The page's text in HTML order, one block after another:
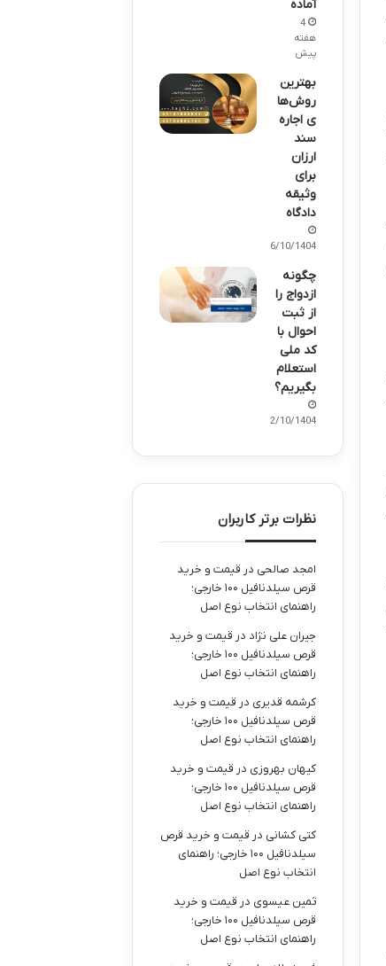
آماده
4
هفته
پیش
بهترین
روش‌ها
ی اجاره
سند
ارزان
برای
وثیقه
دادگاه
06/10/1404
چگونه
ازدواج را
از ثبت
احوال با
کد ملی
استعلام
بگیریم؟
02/10/1404
نظرات برتر کاربران
امجد صالحی در قیمت و خرید
قرص سیلدنافیل ۱۰۰ خارجی؛
راهنمای انتخاب نوع اصل
جیران علی نژاد در قیمت و خرید
قرص سیلدنافیل ۱۰۰ خارجی؛
راهنمای انتخاب نوع اصل
کرشمه قدیری در قیمت و خرید
قرص سیلدنافیل ۱۰۰ خارجی؛
راهنمای انتخاب نوع اصل
کیهان بهروزی در قیمت و خرید
قرص سیلدنافیل ۱۰۰ خارجی؛
راهنمای انتخاب نوع اصل
کتی کشانی در قیمت و خرید قرص
سیلدنافیل ۱۰۰ خارجی؛ راهنمای
انتخاب نوع اصل
ثمین عیسوی در قیمت و خرید
قرص سیلدنافیل ۱۰۰ خارجی؛
راهنمای انتخاب نوع اصل